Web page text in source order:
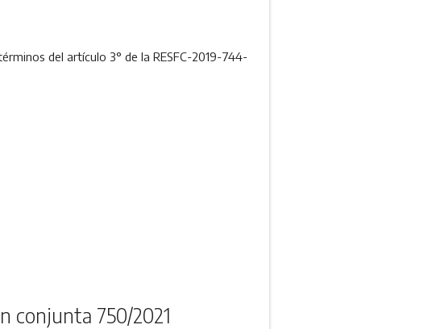
del artículo 3° de la RESFC-2019-744-
conjunta 750/2021